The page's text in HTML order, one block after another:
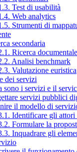
Test di usabilità
Web analytics
Strumenti di
secondaria
Ricerca documentale
Analisi benchmark
Valutazione euristica
dei servizi
sono i servizi e il
servizi pubblici
il modello di
Identificare gli
Formulare la
Inquadrare gli